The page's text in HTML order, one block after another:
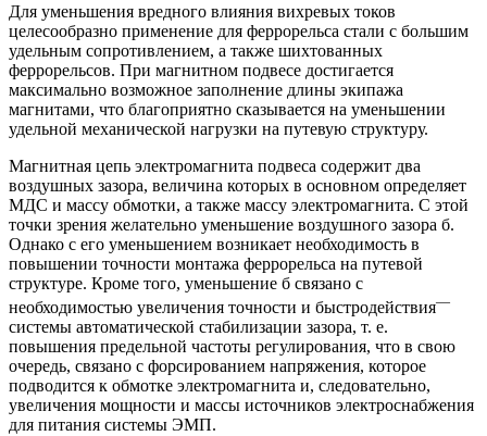
Для уменьшения вредного влияния вихревых токов
целесообразно применение для феррорельса стали с большим
удельным сопротивлением, а также шихтованных
феррорельсов. При магнитном подвесе достигается
максимально возможное заполнение длины экипажа
магнитами, что благоприятно сказывается на уменьшении
удельной механической нагрузки на путевую структуру.
Магнитная цепь электромагнита подвеса содержит два
воздушных зазора, величина которых в основном определяет
МДС и массу обмотки, а также массу электромагнита. С этой
точки зрения желательно уменьшение воздушного зазора б.
Однако с его уменьшением возникает необходимость в
повышении точности монтажа феррорельса на путевой
структуре. Кроме того, уменьшение б связано с
необходимостью увеличения точности и быстродействия—
системы автоматической стабилизации зазора, т. е.
повышения предельной частоты регулирования, что в свою
очередь, связано с форсированием напряжения, которое
подводится к обмотке электромагнита и, следовательно,
увеличения мощности и массы источников электроснабжения
для питания системы ЭМП.